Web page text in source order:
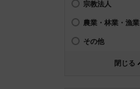
宗教法人
農業・林業・漁業
その他
閉じる